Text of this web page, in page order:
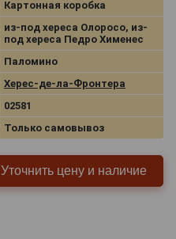
Картонная коробка
из-под хереса Олоросо, из-
под хереса Педро Хименес
Паломино
Херес‑де‑ла‑Фронтера
02581
Только самовывоз
Уточнить цену и наличие